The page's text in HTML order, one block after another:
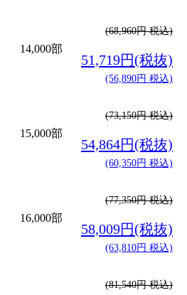
14,000部
(68,960円 税込)
51,719円(税抜)
(56,890円 税込)
15,000部
(73,150円 税込)
54,864円(税抜)
(60,350円 税込)
16,000部
(77,350円 税込)
58,009円(税抜)
(63,810円 税込)
(81,540円 税込)